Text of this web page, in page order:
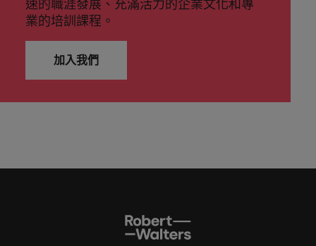
速的職涯發展、充滿活力的企業文化和專
業的培訓課程。
加入我們